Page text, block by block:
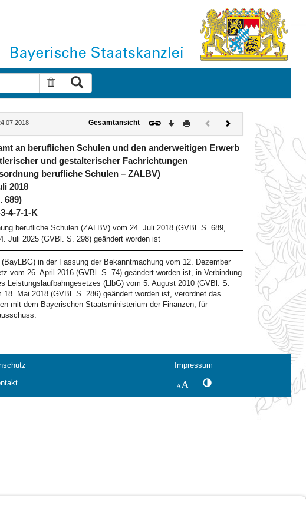
Suche zurücksetzen
Gesamtansicht Download
DruckenVorherigesNächstes
Dokument
an beruflichen Schulen und den anderweitigen Erwerb
und gestalterischer Fachrichtungen
berufliche Schulen – ZALBV)
2018
689)
4-7-1-K
berufliche Schulen (ZALBV) vom 24. Juli 2018 (GVBl. S. 689,
Juli 2025 (GVBl. S. 298) geändert worden ist
in der Fassung der Bekanntmachung vom 12. Dezember
vom 26. April 2016 (GVBl. S. 74) geändert worden ist, in Verbindung
Leistungslaufbahngesetzes (LlbG) vom 5. August 2010 (GVBl. S.
Mai 2018 (GVBl. S. 286) geändert worden ist, verordnet das
mit dem Bayerischen Staatsministerium der Finanzen, für
Impressum
SchriftgrößeKontrastwechsel